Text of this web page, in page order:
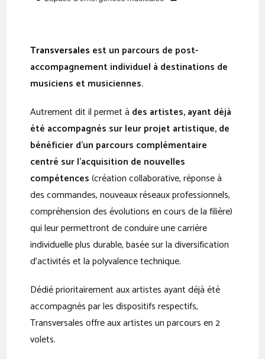
Transversales est un parcours de post-
accompagnement individuel à destinations de
musiciens et musiciennes.
Autrement dit il permet à des artistes, ayant déjà
été accompagnés sur leur projet artistique, de
bénéficier d’un parcours complémentaire
centré sur l’acquisition de nouvelles
compétences(création collaborative, réponse à
des commandes, nouveaux réseaux professionnels,
compréhension des évolutions en cours de la filière)
qui leur permettront de conduire une carrière
individuelle plus durable, basée sur la diversification
d’activités et la polyvalence technique.
Dédié prioritairement aux artistes ayant déjà été
accompagnés par les dispositifs respectifs,
Transversales offre aux artistes un parcours en 2
volets.